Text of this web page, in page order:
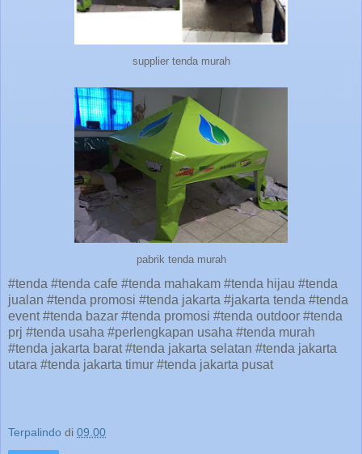
supplier tenda murah
pabrik tenda murah
#tenda #tenda cafe #tenda mahakam #tenda hijau #tenda
jualan #tenda promosi #tenda jakarta #jakarta tenda #tenda
event #tenda bazar #tenda promosi #tenda outdoor #tenda
prj #tenda usaha #perlengkapan usaha #tenda murah
#tenda jakarta barat #tenda jakarta selatan #tenda jakarta
utara #tenda jakarta timur #tenda jakarta pusat
Terpalindo di 09.00